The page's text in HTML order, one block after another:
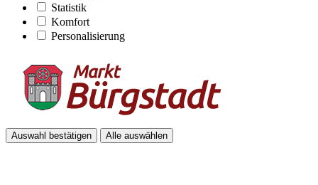
Statistik
Komfort
Personalisierung
Auswahl bestätigen Alle auswählen